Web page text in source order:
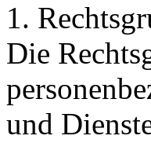
1.
Die
und